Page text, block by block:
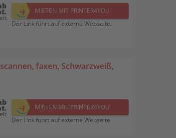
MIETEN MIT PRINTER4YOU
Der Link führt auf externe Webseite.
faxen, Schwarzweiß,
MIETEN MIT PRINTER4YOU
Der Link führt auf externe Webseite.